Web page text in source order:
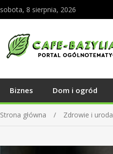
sobota, 8 sierpnia, 2026
Biznes Dom i ogród
Strona główna Zdrowie i uroda